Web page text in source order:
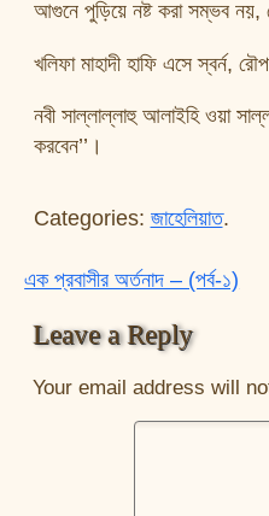
আগুনে পুড়িয়ে নষ্ট করা সম্ভব নয়,
খলিফা মাহাদী হাফি এসে স্বর্ন,
নবী সাল্লাল্লাহু আলাইহি ওয়া
করবেন’’।
Categories: জাহেলিয়াত.
Post navigation
এক প্রবাসীর অর্তনাদ – (পর্ব-১)
Leave a Reply
Your email address will